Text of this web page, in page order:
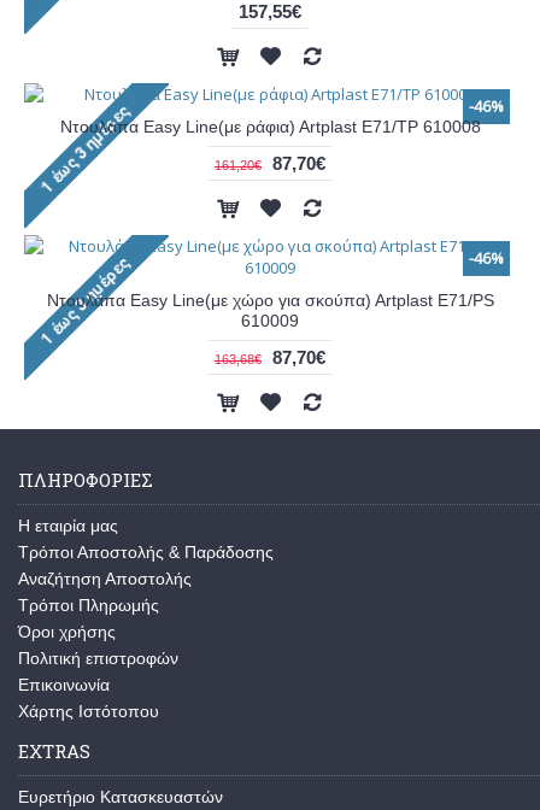
157,55€
-46%
Ντουλάπα Easy Line(με ράφια) Artplast E71/TP 610008
161,20€ 87,70€
-46%
Ντουλάπα Easy Line(με χώρο για σκούπα) Artplast E71/PS
610009
163,68€ 87,70€
ΠΛΗΡΟΦΟΡΊΕΣ
Η εταιρία μας
Τρόποι Αποστολής & Παράδοσης
Αναζήτηση Αποστολής
Τρόποι Πληρωμής
Όροι χρήσης
Πολιτική επιστροφών
Επικοινωνία
Χάρτης Ιστότοπου
EXTRAS
Ευρετήριο Κατασκευαστών